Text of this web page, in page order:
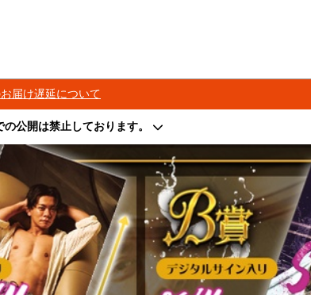
届け遅延について
公開は禁止しております。
での公開、譲渡、その他著作権を侵害する行為は禁止しております。
しております。